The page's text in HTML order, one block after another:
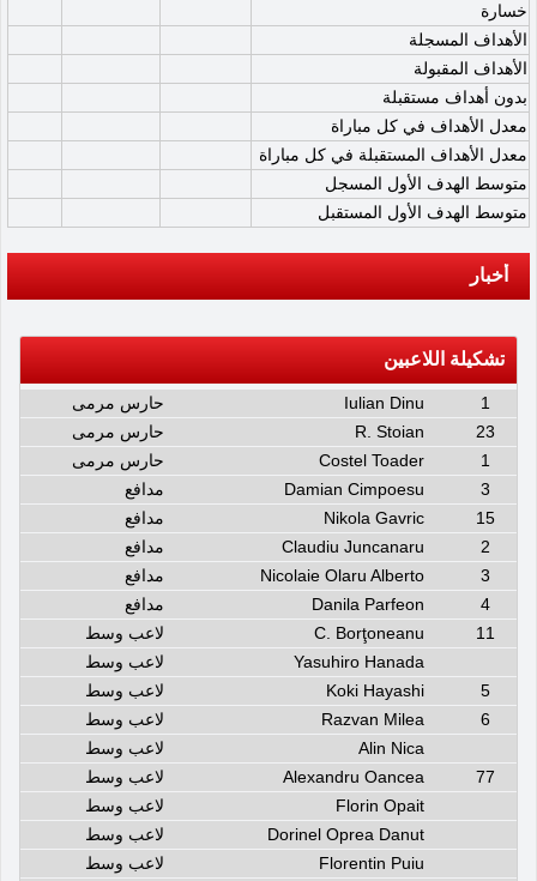
خسارة
الأهداف المسجلة
الأهداف المقبولة
بدون أهداف مستقبلة
معدل الأهداف في كل مباراة
معدل الأهداف المستقبلة في كل مباراة
متوسط الهدف الأول المسجل
متوسط الهدف الأول المستقبل
أخبار
تشكيلة اللاعبين
1
Iulian Dinu
حارس مرمى
23
R. Stoian
حارس مرمى
1
Costel Toader
حارس مرمى
3
Damian Cimpoesu
مدافع
15
Nikola Gavric
مدافع
2
Claudiu Juncanaru
مدافع
3
Nicolaie Olaru Alberto
مدافع
4
Danila Parfeon
مدافع
11
C. Borţoneanu
لاعب وسط
Yasuhiro Hanada
لاعب وسط
5
Koki Hayashi
لاعب وسط
6
Razvan Milea
لاعب وسط
Alin Nica
لاعب وسط
77
Alexandru Oancea
لاعب وسط
Florin Opait
لاعب وسط
Dorinel Oprea Danut
لاعب وسط
Florentin Puiu
لاعب وسط